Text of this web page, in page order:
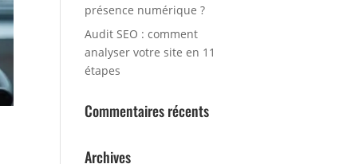
présence numérique ?
Audit SEO : comment
analyser votre site en 11
étapes
Commentaires récents
Archives